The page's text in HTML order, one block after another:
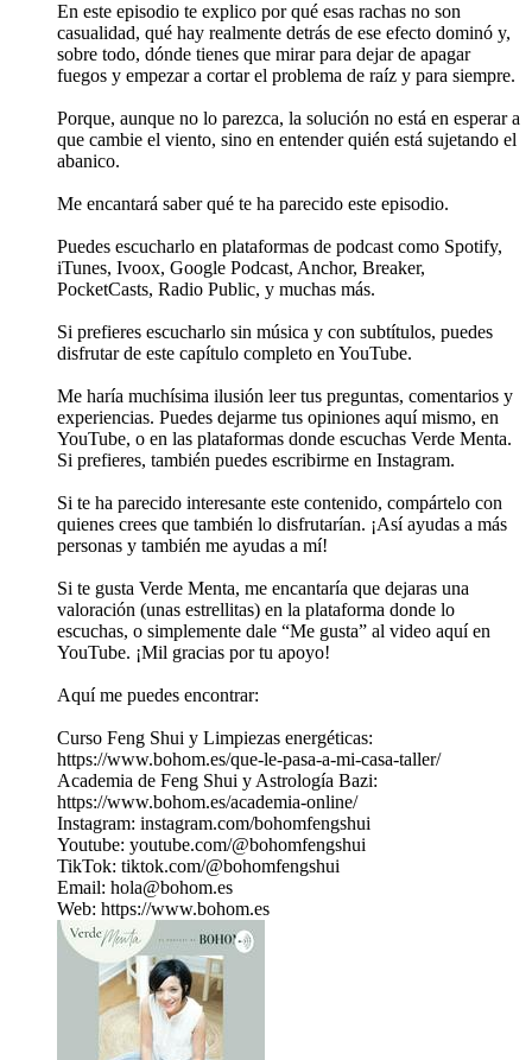
En este episodio te explico por qué esas rachas no son
casualidad, qué hay realmente detrás de ese efecto dominó y,
sobre todo, dónde tienes que mirar para dejar de apagar
fuegos y empezar a cortar el problema de raíz y para siempre.
Porque, aunque no lo parezca, la solución no está en esperar a
que cambie el viento, sino en entender quién está sujetando el
abanico.
Me encantará saber qué te ha parecido este episodio.
Puedes escucharlo en plataformas de podcast como Spotify,
iTunes, Ivoox, Google Podcast, Anchor, Breaker,
PocketCasts, Radio Public, y muchas más.
Si prefieres escucharlo sin música y con subtítulos, puedes
disfrutar de este capítulo completo en YouTube.
Me haría muchísima ilusión leer tus preguntas, comentarios y
experiencias. Puedes dejarme tus opiniones aquí mismo, en
YouTube, o en las plataformas donde escuchas Verde Menta.
Si prefieres, también puedes escribirme en Instagram.
Si te ha parecido interesante este contenido, compártelo con
quienes crees que también lo disfrutarían. ¡Así ayudas a más
personas y también me ayudas a mí!
Si te gusta Verde Menta, me encantaría que dejaras una
valoración (unas estrellitas) en la plataforma donde lo
escuchas, o simplemente dale “Me gusta” al video aquí en
YouTube. ¡Mil gracias por tu apoyo!
Aquí me puedes encontrar:
Curso Feng Shui y Limpiezas energéticas:
https://www.bohom.es/que-le-pasa-a-mi-casa-taller/
Academia de Feng Shui y Astrología Bazi:
https://www.bohom.es/academia-online/
Instagram: instagram.com/bohomfengshui
Youtube: youtube.com/@bohomfengshui
TikTok: tiktok.com/@bohomfengshui
Email: hola@bohom.es
Web: https://www.bohom.es